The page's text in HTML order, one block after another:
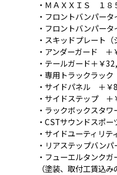
・ＭＡＸＸＩＳ １
・フロントバンパ
・フロントバンパ
・スキッドプレート
・アンダーガード ＋
・テールガード＋￥
・専用トラックラッ
・サイドパネル ＋￥
・サイドステップ ＋
・ラックボックスタ
・CSTサウンドスポ
・サイドユーティリ
・リアステップバン
・フューエルタンク
（塗装、取付工賃込み